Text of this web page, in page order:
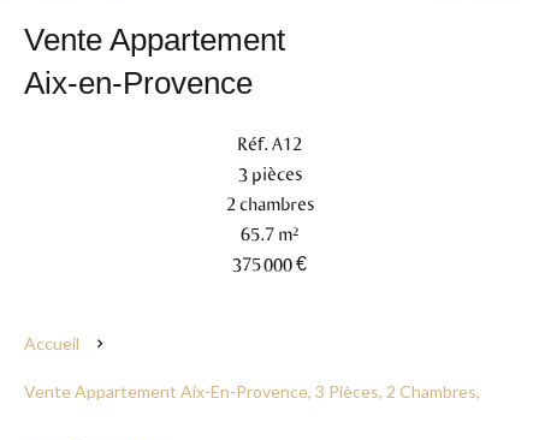
Vente Appartement
Aix-en-Provence
Réf. A12
3 pièces
2 chambres
65.7 m²
375 000 €
Accueil
Vente Appartement Aix-En-Provence, 3 Pièces, 2 Chambres,